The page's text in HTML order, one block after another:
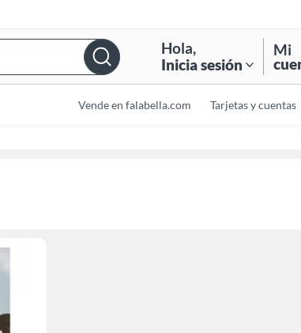
Hola,
Inicia sesión
Mi
Vende en falabella.com Tarjetas y cuentas